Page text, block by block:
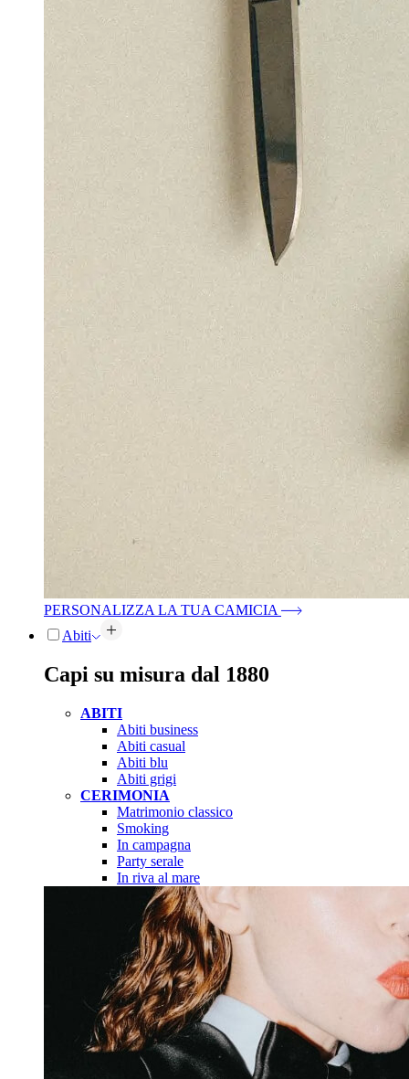
PERSONALIZZA LA TUA CAMICIA
Abiti
Capi su misura dal 1880
ABITI
Abiti business
Abiti casual
Abiti blu
Abiti grigi
CERIMONIA
Matrimonio classico
Smoking
In campagna
Party serale
In riva al mare